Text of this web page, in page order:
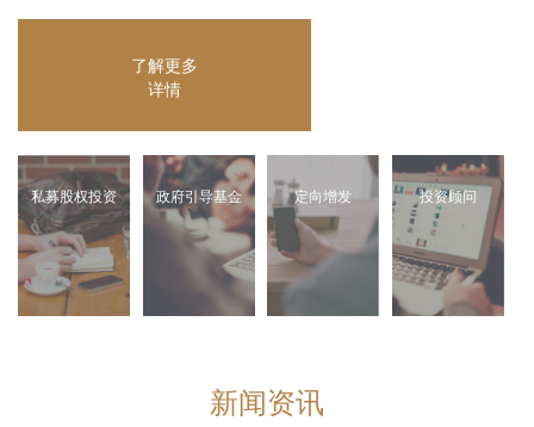
了解更多
详情
私募股权投资 政府引导基金 定向增发 投资顾问
新闻资讯